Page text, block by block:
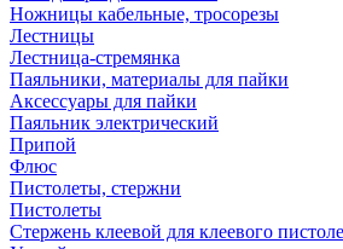
Ножницы кабельные, тросорезы
Лестницы
Лестница-стремянка
Паяльники, материалы для пайки
Аксессуары для пайки
Паяльник электрический
Припой
Флюс
Пистолеты, стержни
Пистолеты
Стержень клеевой для клеевого